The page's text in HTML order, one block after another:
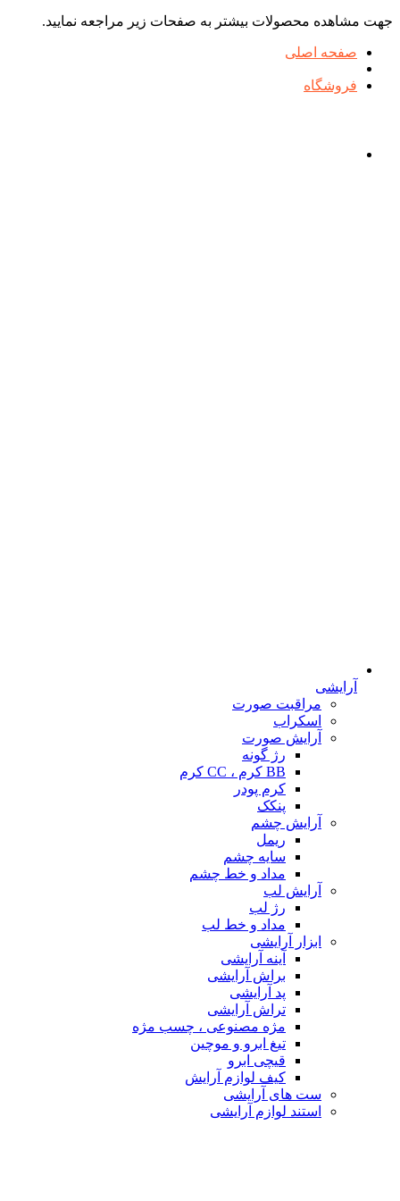
جهت مشاهده محصولات بیشتر به صفحات زیر مراجعه نمایید.
صفحه اصلی
فروشگاه
آرایشی
مراقبت صورت
اسکراب
آرایش صورت
رژ گونه
BB کرم ، CC کرم
کرم پودر
پنکک
آرایش چشم
ریمل
سایه چشم
مداد و خط چشم
آرایش لب
رژ لب
مداد و خط لب
ابزار آرایشی
آینه آرایشی
براش آرایشی
پد آرایشی
تراش آرایشی
مژه مصنوعی ، چسب مژه
تیغ ابرو و موچین
قیچی ابرو
کیف لوازم آرایش
ست های آرایشی
استند لوازم آرایشی